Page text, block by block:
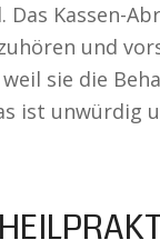
Kassen-
und
sie die
ist unwürdig